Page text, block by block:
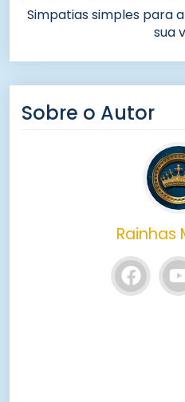
Simpatias simples para
sua
Sobre o Autor
Rainhas